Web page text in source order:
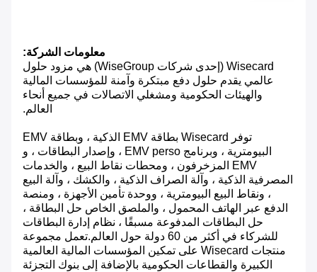
معلومات الشركة:
Wisecard (إحدى شركات WiseGroup) هي مزود حلول
عالمي يقدم حلول دفع مبتكرة وآمنة للمؤسسات المالية
والهيئات الحكومية ومشغلي الاتصالات في جميع أنحاء
العالم.
توفر Wisecard بطاقة EMV الذكية ، وبطاقة EMV
البيومترية ، وبرنامج EMV perso ، وإصدار البطاقات ، و
EMV المزخرفون ، ومحطات نقاط البيع ، والخدمات
المصرفية الذكية ، وآلة الصراف الذكية ، والكشك ، وآلة البيع
، ونقاط البيع البيومترية ، ووحدة تأمين الأجهزة ، ومنصة
الدفع عبر الهاتف المحمول ، والملصق الخاص حل البطاقة ،
حل البطاقات المدفوعة مسبقًا ، نظام إدارة البطاقات
للشركاء في أكثر من 60 دولة حول العالم.تعمل مجموعة
منتجات Wisecard على تمكين المؤسسات المالية العالمية
الكبيرة والقطاعات الحكومية بالإضافة إلى بنوك التجزئة